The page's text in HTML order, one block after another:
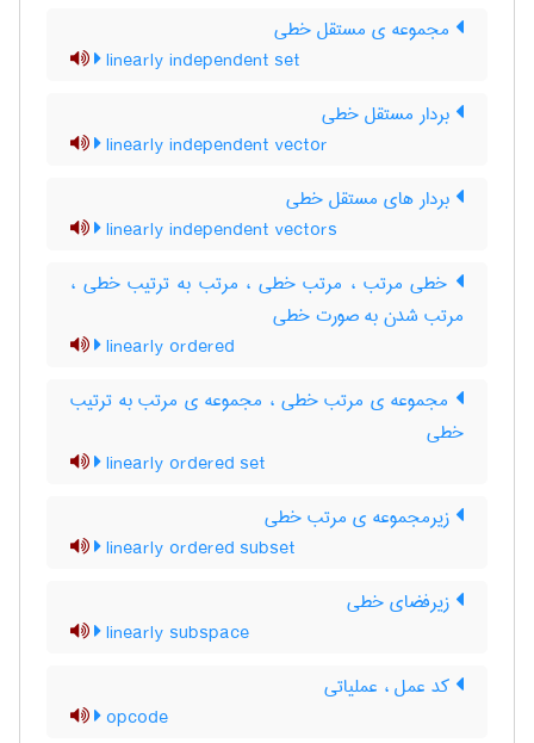
مجموعه ی مستقل خطی
linearly independent set
بردار مستقل خطی
linearly independent vector
بردار های مستقل خطی
linearly independent vectors
خطی مرتب ، مرتب خطی ، مرتب به ترتیب خطی ،
مرتب شدن به صورت خطی
linearly ordered
مجموعه ی مرتب خطی ، مجموعه ی مرتب به ترتیب
خطی
linearly ordered set
زیرمجموعه ی مرتب خطی
linearly ordered subset
زیرفضای خطی
linearly subspace
کد عمل ، عملیاتی
opcode